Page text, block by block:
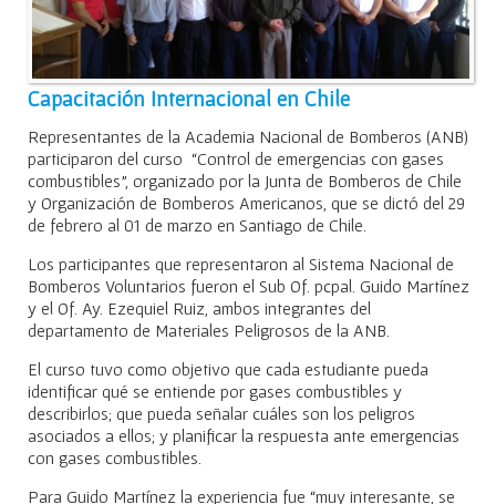
EVENTOS
CONTACTO
Capacitación Internacional en Chile
Representantes de la Academia Nacional de Bomberos (ANB)
participaron del curso “Control de emergencias con gases
combustibles”, organizado por la Junta de Bomberos de Chile
y Organización de Bomberos Americanos, que se dictó del 29
de febrero al 01 de marzo en Santiago de Chile.
Los participantes que representaron al Sistema Nacional de
Bomberos Voluntarios fueron el Sub Of. pcpal. Guido Martínez
y el Of. Ay. Ezequiel Ruiz, ambos integrantes del
departamento de Materiales Peligrosos de la ANB.
El curso tuvo como objetivo que cada estudiante pueda
identificar qué se entiende por gases combustibles y
describirlos; que pueda señalar cuáles son los peligros
asociados a ellos; y planificar la respuesta ante emergencias
con gases combustibles.
Para Guido Martínez la experiencia fue “muy interesante, se